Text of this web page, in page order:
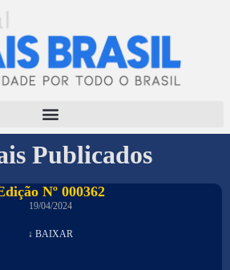
Publicados
Nº 000362
19/04/2024
↓ BAIXAR